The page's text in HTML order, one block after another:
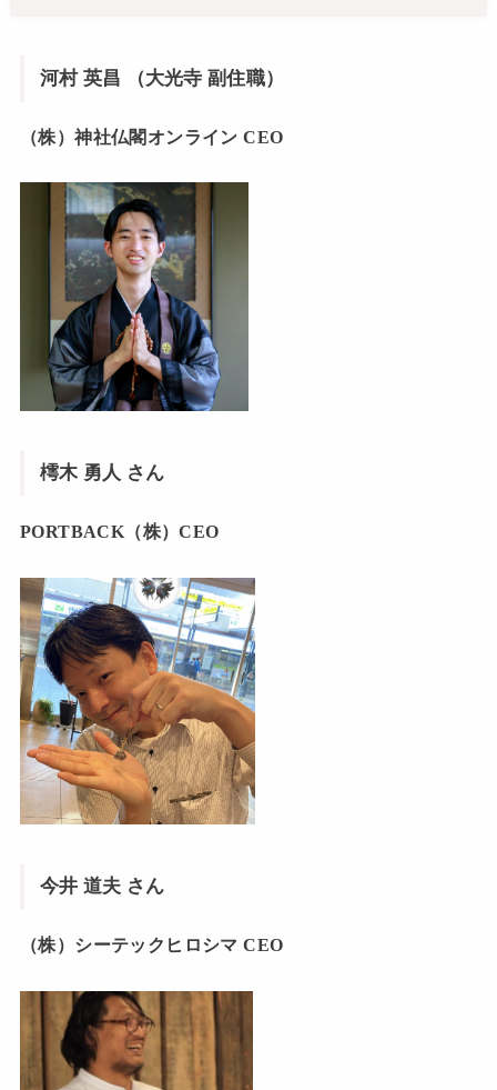
河村 英昌 （大光寺 副住職）
（株）神社仏閣オンライン CEO
樗木 勇人 さん
PORTBACK（株）CEO
今井 道夫 さん
（株）シーテックヒロシマ CEO